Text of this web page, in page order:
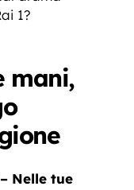
1?
mani,
Nelle tue